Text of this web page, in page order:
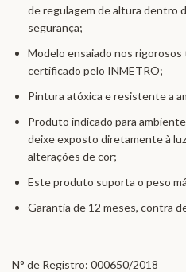
de regulagem de altura dentro
segurança;
Modelo ensaiado nos
certificado pelo INMETRO;
Pintura atóxica e resistente a
Produto indicado para
deixe exposto diretamente à
alterações de cor;
Este produto suporta o peso
Garantia de 12 meses, contra
N° de Registro: 000650/2018